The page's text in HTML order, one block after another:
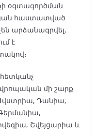
օգտագործման
հաստատված
արձանագրվել,
է
մի շարք
Ավստրիա, Դանիա,
Շվեյցարիա և